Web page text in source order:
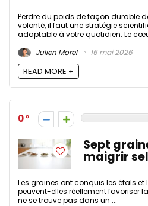
Perdre du poids de façon durable
volonté, il faut une stratégie
adaptable à votre quotidien. Le
Julien Morel
16 mai 2026
READ MORE +
0
Sept
maigrir
Les graines ont conquis les étals et
peuvent-elles réellement favoriser
ne se trouve pas dans un ...